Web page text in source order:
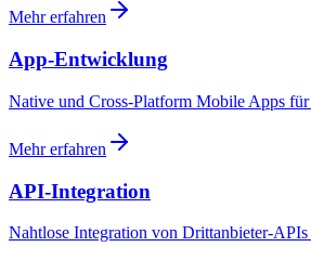
Mehr erfahren
App-Entwicklung
Native und Cross-Platform Mobile Apps
Mehr erfahren
API-Integration
Nahtlose Integration von Drittanbieter-APIs